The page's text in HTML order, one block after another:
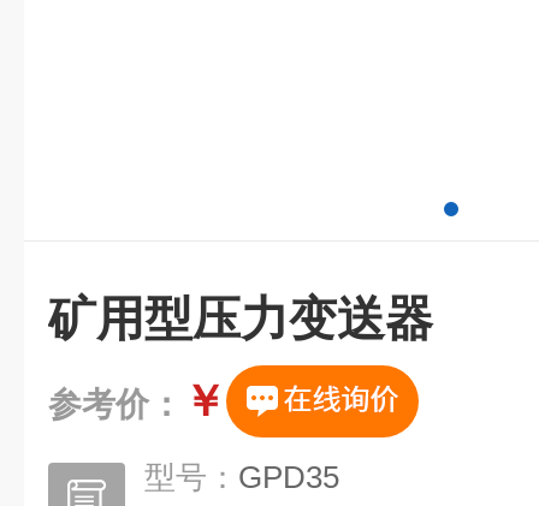
矿用型压力变送器
参考价： ￥
型号： GPD35